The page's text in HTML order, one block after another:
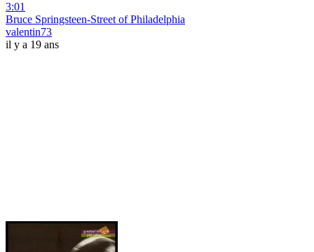
3:01
Bruce Springsteen-Street of Philadelphia
valentin73
il y a 19 ans